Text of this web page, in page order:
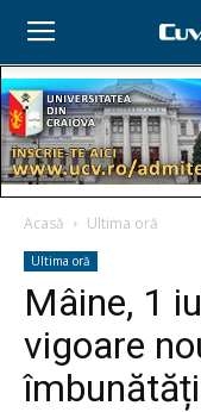
Acasă Ultima oră
Ultima oră
Mâine, 1
vigoare